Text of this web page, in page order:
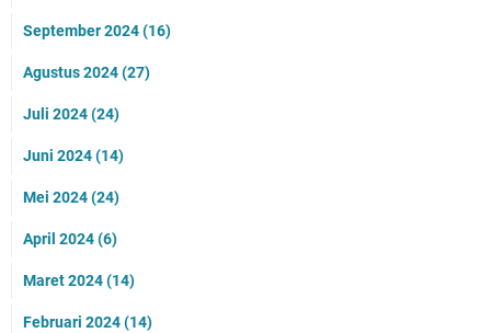
September 2024(16)
Agustus 2024(27)
Juli 2024(24)
Juni 2024(14)
Mei 2024(24)
April 2024(6)
Maret 2024(14)
Februari 2024(14)